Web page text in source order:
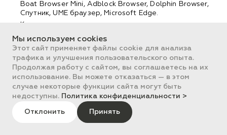
Boat Browser Mini, Adblock Browser, Dolphin Browser,
Спутник, UME браузер, Microsoft Edge.
Контролирует доступ к нежелательным и опасным
Белые и Черные списки ресурсов, доступ к которым
разрешается или блокируется вне зависимости от
остальных настроек URL-фильтра
Он особенно полезен, если устройством пользуется
ребенок, который пока еще не осознает опасности
посещения тех или иных ресурсов.
Доступ к настройкам URL-фильтра можно защитить
паролем от несанкционированных изменений. Пароль
устанавливает администратор устройства при настройке
Мы используем cookies
Этот сайт применяет файлы cookie для анализа
трафика и улучшения пользовательского опыта.
Продолжая работу с сайтом, вы соглашаетесь на их
использование. Вы можете отказаться — в этом
случае некоторые функции сайта могут быть
недоступны. Политика конфиденциальности >
Отклонить Принять